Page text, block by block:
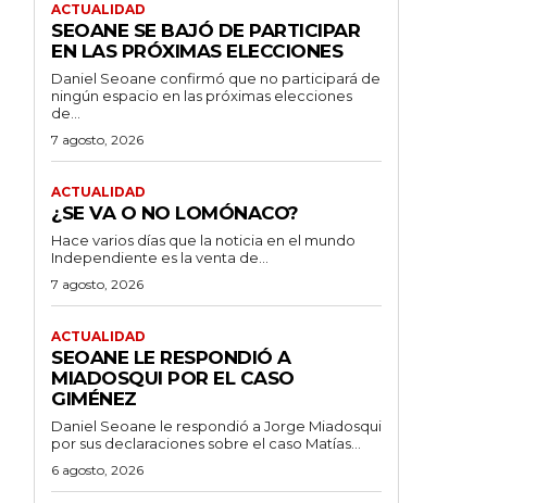
ACTUALIDAD
SEOANE SE BAJÓ DE PARTICIPAR
EN LAS PRÓXIMAS ELECCIONES
Daniel Seoane confirmó que no participará de
ningún espacio en las próximas elecciones
de...
7 agosto, 2026
ACTUALIDAD
¿SE VA O NO LOMÓNACO?
Hace varios días que la noticia en el mundo
Independiente es la venta de...
7 agosto, 2026
ACTUALIDAD
SEOANE LE RESPONDIÓ A
MIADOSQUI POR EL CASO
GIMÉNEZ
Daniel Seoane le respondió a Jorge Miadosqui
por sus declaraciones sobre el caso Matías...
6 agosto, 2026